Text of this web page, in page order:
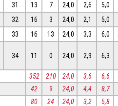
31 13 7 24,0 2,6 5,0
32 16 3 24,0 2,1 5,0
33 16 13 24,0 3,3 6,0
34 11 0 24,0 2,9 6,3
352 210 24,0 3,6 6,6
42 9 24,0 4,4 8,7
80 24 24,0 3,2 5,8